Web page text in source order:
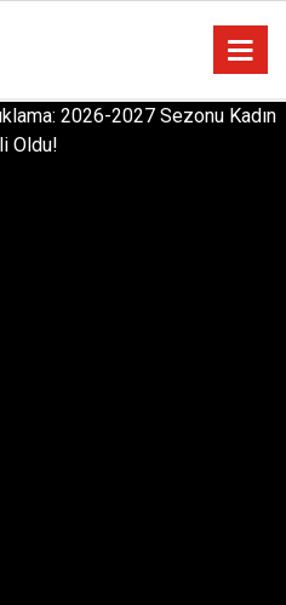
2026-2027 Sezonu Kadın
Oldu!